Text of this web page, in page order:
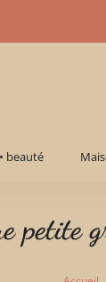
beauté
petite